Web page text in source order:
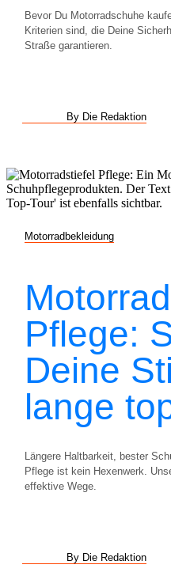
Bevor Du Motorradschuhe
Kriterien sind, die Deine
Straße garantieren.
By Die Redaktion
Motorradbekleidung
Pflege:
Deine
lange
Längere Haltbarkeit, bester
Pflege ist kein Hexenwerk.
effektive Wege.
By Die Redaktion